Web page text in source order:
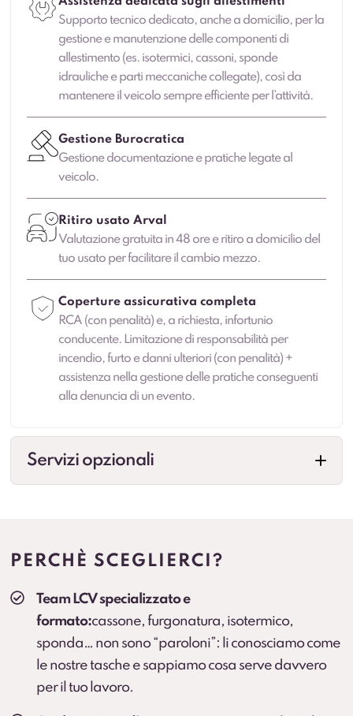
Supporto tecnico dedicato, anche a domicilio, per la
gestione e manutenzione delle componenti di
allestimento (es. isotermici, cassoni, sponde
idrauliche e parti meccaniche collegate), così da
mantenere il veicolo sempre efficiente per l’attività.
Gestione Burocratica
Gestione documentazione e pratiche legate al
veicolo.
Ritiro usato Arval
Valutazione gratuita in 48 ore e ritiro a domicilio del
tuo usato per facilitare il cambio mezzo.
Coperture assicurativa completa
RCA (con penalità) e, a richiesta, infortunio
conducente. Limitazione di responsabilità per
incendio, furto e danni ulteriori (con penalità) +
assistenza nella gestione delle pratiche conseguenti
alla denuncia di un evento.
Servizi opzionali
all’attività). Prevedere collegamenti a landing.
Veicolo sostitutivo
Continuità operativa in caso di fermo prolungato
(secondo condizioni).
Cambio gomme
PERCHÈ SCEGLIERCI?
Team LCV specializzato e
formato:cassone, furgonatura, isotermico,
sponda… non sono “paroloni”: li conosciamo come
le nostre tasche e sappiamo cosa serve davvero
per il tuo lavoro.